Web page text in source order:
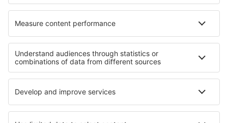
Beste accommodatie - regio's
Verblijf in Brac Island Verblijf in Pag Island
Verblijf in Dubrovnik-Neretva Verblijf op Krk
Verblijf in Kroatië Verblijf in Cajamarca
Verblijf in Noordelijke Atollen
Verblijf in Mauritius Verblijf in Balaton